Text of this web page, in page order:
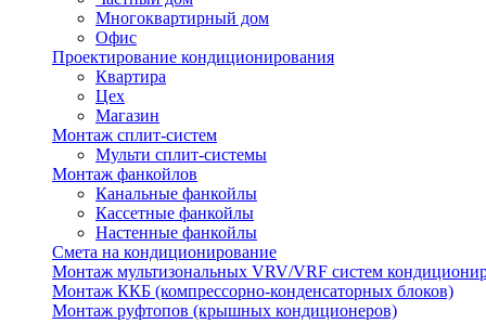
Многоквартирный дом
Офис
Проектирование кондиционирования
Квартира
Цех
Магазин
Монтаж сплит-систем
Мульти сплит-системы
Монтаж фанкойлов
Канальные фанкойлы
Кассетные фанкойлы
Настенные фанкойлы
Смета на кондиционирование
Монтаж мультизональных VRV/VRF систем
Монтаж ККБ (компрессорно-конденсаторных блоков)
Монтаж руфтопов (крышных кондиционеров)